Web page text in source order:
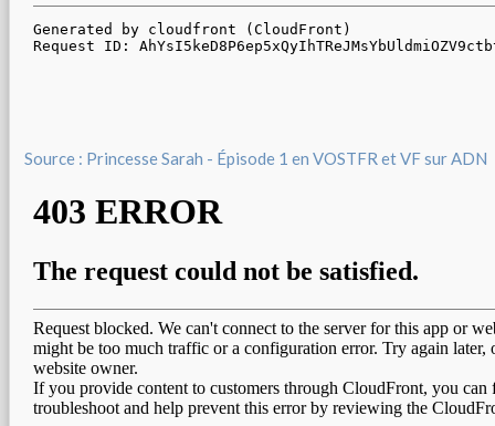
Source : Princesse Sarah - Épisode 1 en VOSTFR et VF sur ADN